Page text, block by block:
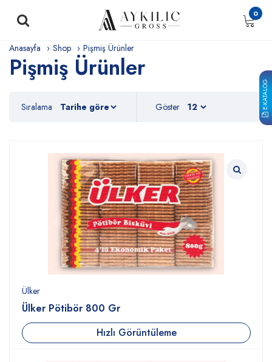
E-KATALOG
0
Anasayfa Shop Pişmiş Ürünler
Pişmiş Ürünler
Sıralama Göster
Ülker
Ülker Pötibör 800 Gr
Hızlı Görüntüleme